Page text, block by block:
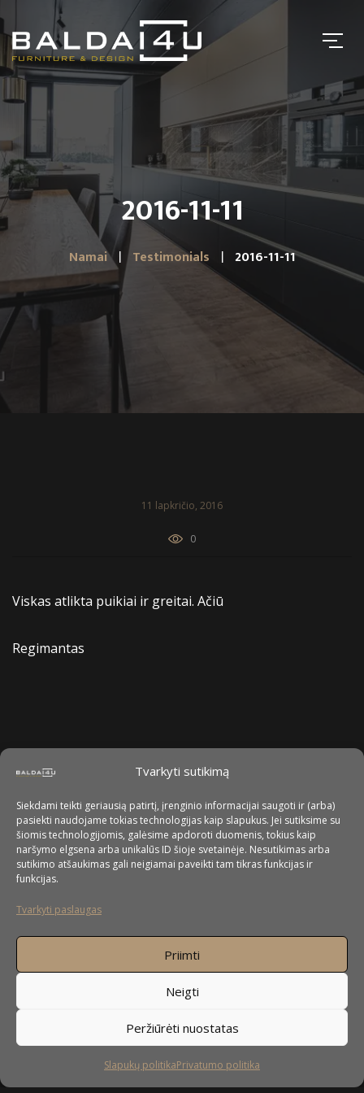
Tvarkyti sutikimą
Siekdami teikti geriausią patirtį, įrenginio informacijai saugoti ir (arba)
pasiekti naudojame tokias technologijas kaip slapukus. Jei sutiksime su
šiomis technologijomis, galėsime apdoroti duomenis, tokius kaip
naršymo elgsena arba unikalūs ID šioje svetainėje. Nesutikimas arba
sutikimo atšaukimas gali neigiamai paveikti tam tikras funkcijas ir
funkcijas.
Tvarkyti paslaugas
Priimti
Neigti
Peržiūrėti nuostatas
Slapukų politikaPrivatumo politika
2016-11-11
Namai Testimonials 2016-11-11
11 lapkričio, 2016
0
Viskas atlikta puikiai ir greitai. Ačiū
Regimantas